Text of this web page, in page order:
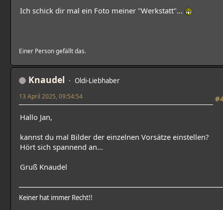
Ich schick dir mal ein Foto meiner "Werkstatt"...
Einer Person gefällt das.
Knaudel Oldi-Liebhaber
13 April 2025, 09:54:54
Hallo Jan,
kannst du mal Bilder der einzelnen Vorsätze einstellen?
Hört sich spannend an...
Gruß Knaudel
Keiner hat immer Recht!!